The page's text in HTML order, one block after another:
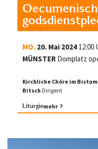
MO. 20. Mai 2024 12:00
MÜNSTER Domplatz
Kirchliche Chöre im
Bitsch Dirigent
Liturgiemehr